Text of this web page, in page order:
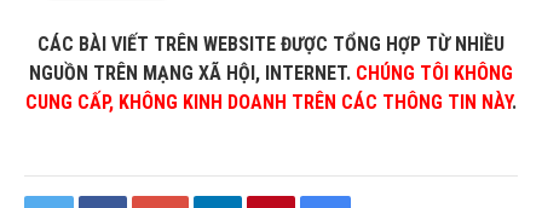
CÁC BÀI VIẾT TRÊN WEBSITE ĐƯỢC TỔNG HỢP TỪ NHIỀU
NGUỒN TRÊN MẠNG XÃ HỘI, INTERNET. CHÚNG TÔI KHÔNG
CUNG CẤP, KHÔNG KINH DOANH TRÊN CÁC THÔNG TIN NÀY.